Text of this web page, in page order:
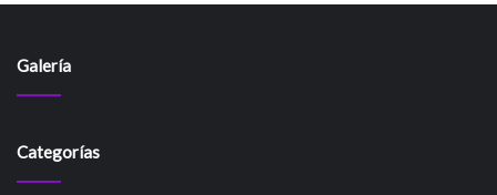
Galería
Categorías